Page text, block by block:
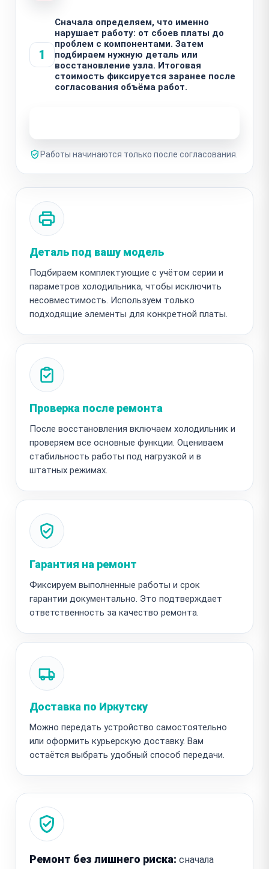
1
Сначала определяем, что именно
нарушает работу: от сбоев платы до
проблем с компонентами. Затем
подбираем нужную деталь или
восстановление узла. Итоговая
стоимость фиксируется заранее после
согласования объёма работ.
Работы начинаются только после согласования.
Деталь под вашу модель
Подбираем комплектующие с учётом серии и
параметров холодильника, чтобы исключить
несовместимость. Используем только
подходящие элементы для конкретной платы.
Проверка после ремонта
После восстановления включаем холодильник и
проверяем все основные функции. Оцениваем
стабильность работы под нагрузкой и в
штатных режимах.
Гарантия на ремонт
Фиксируем выполненные работы и срок
гарантии документально. Это подтверждает
ответственность за качество ремонта.
Доставка по Иркутску
Можно передать устройство самостоятельно
или оформить курьерскую доставку. Вам
остаётся выбрать удобный способ передачи.
Ремонт без лишнего риска: сначала